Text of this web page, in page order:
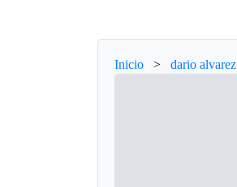
Inicio > dario alvarez